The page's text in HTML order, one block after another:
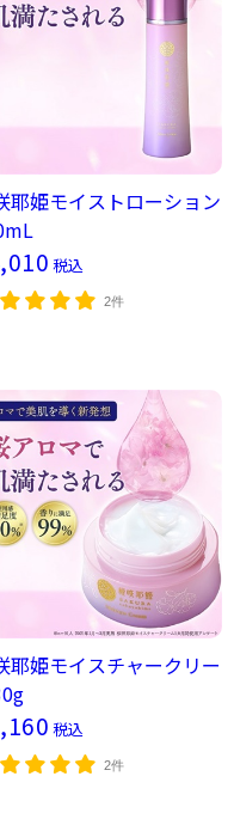
耶姫モイストローション
税込
2件
耶姫モイスチャークリー
税込
2件